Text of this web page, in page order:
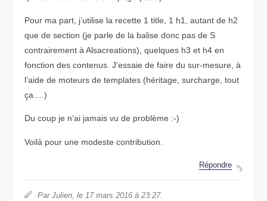
Pour ma part, j’utilise la recette 1 title, 1 h1, autant de h2
que de section (je parle de la balise donc pas de S
contrairement à Alsacreations), quelques h3 et h4 en
fonction des contenus. J’essaie de faire du sur-mesure, à
l’aide de moteurs de templates (héritage, surcharge, tout
ça….)
Du coup je n’ai jamais vu de problème :-)
Voilà pour une modeste contribution.
Répondre
Par Julien, le 17 mars 2016 à 23:27.